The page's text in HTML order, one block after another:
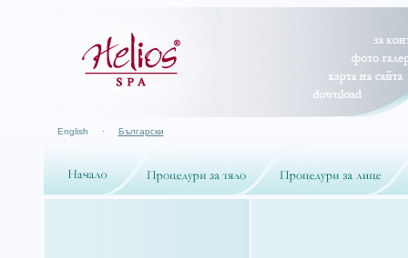
English · Български